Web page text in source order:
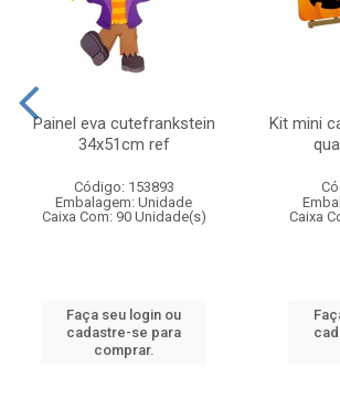
Painel eva cutefrankstein
34x51cm ref
Código: 153893
Embalagem: Unidade
Caixa Com: 90 Unidade(s)
Faça seu login ou
cadastre-se para
comprar.
Kit mini
Caixa